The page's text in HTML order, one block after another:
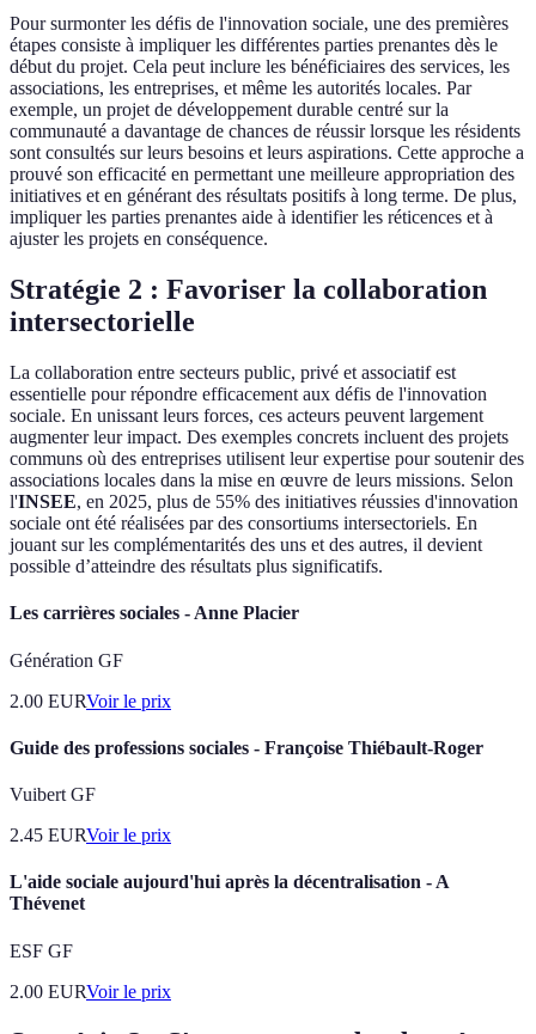
Pour surmonter les défis de l'innovation sociale, une des premières
étapes consiste à impliquer les différentes parties prenantes dès le
début du projet. Cela peut inclure les bénéficiaires des services, les
associations, les entreprises, et même les autorités locales. Par
exemple, un projet de développement durable centré sur la
communauté a davantage de chances de réussir lorsque les résidents
sont consultés sur leurs besoins et leurs aspirations. Cette approche a
prouvé son efficacité en permettant une meilleure appropriation des
initiatives et en générant des résultats positifs à long terme. De plus,
impliquer les parties prenantes aide à identifier les réticences et à
ajuster les projets en conséquence.
Stratégie 2 : Favoriser la collaboration
intersectorielle
La collaboration entre secteurs public, privé et associatif est
essentielle pour répondre efficacement aux défis de l'innovation
sociale. En unissant leurs forces, ces acteurs peuvent largement
augmenter leur impact. Des exemples concrets incluent des projets
communs où des entreprises utilisent leur expertise pour soutenir des
associations locales dans la mise en œuvre de leurs missions. Selon
l'INSEE, en 2025, plus de 55% des initiatives réussies d'innovation
sociale ont été réalisées par des consortiums intersectoriels. En
jouant sur les complémentarités des uns et des autres, il devient
possible d’atteindre des résultats plus significatifs.
Les carrières sociales - Anne Placier
Génération GF
2.00 EURVoir le prix
Guide des professions sociales - Françoise Thiébault-Roger
Vuibert GF
2.45 EURVoir le prix
L'aide sociale aujourd'hui après la décentralisation - A
Thévenet
ESF GF
2.00 EURVoir le prix